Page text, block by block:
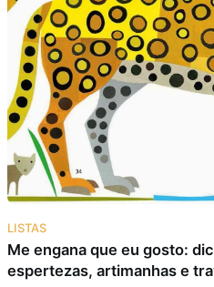
LISTAS
Me engana que eu gosto:
espertezas, artimanhas e